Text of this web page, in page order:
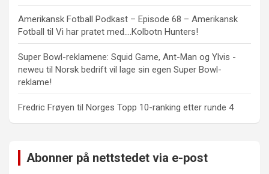
Amerikansk Fotball Podkast – Episode 68 – Amerikansk
Fotball til Vi har pratet med….Kolbotn Hunters!
Super Bowl-reklamene: Squid Game, Ant-Man og Ylvis -
neweu til Norsk bedrift vil lage sin egen Super Bowl-
reklame!
Fredric Frøyen til Norges Topp 10-ranking etter runde 4
Abonner på nettstedet via e-post